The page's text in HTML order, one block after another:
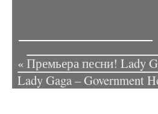
«Премьера песни! Lady
Lady Gaga – Government